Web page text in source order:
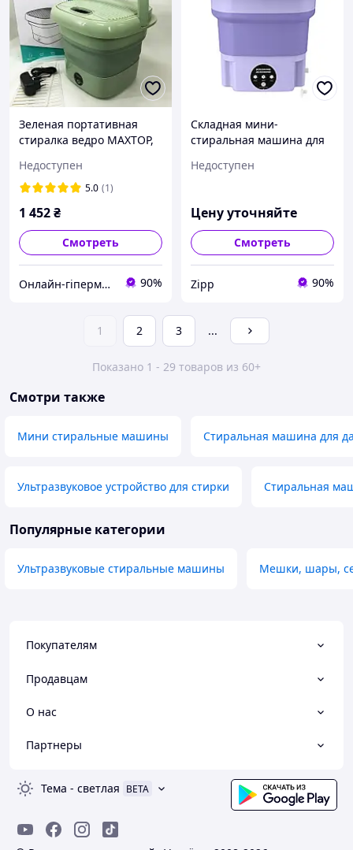
Зеленая портативная
стиралка ведро MAXTOP,
машина для стирки
вещей, компактная
Недоступен
5.0 (1)
1 452₴
Смотреть
Онлайн-гіпермаркет GIDRA 90%
Складная мини-
стиральная машина для
Machine 8 л для белья,
Недоступен
Цену уточняйте
Смотреть
Zipp 90%
1 2 3 ...
Показано 1 - 29 товаров из 60+
Смотри также
Мини стиральные машины Стиральная машина для
Ультразвуковое устройство для стирки Стиральная
Популярные категории
Ультразвуковые стиральные машины Мешки, шары,
Покупателям
Продавцам
О нас
Партнеры
Тема - светлая BETA